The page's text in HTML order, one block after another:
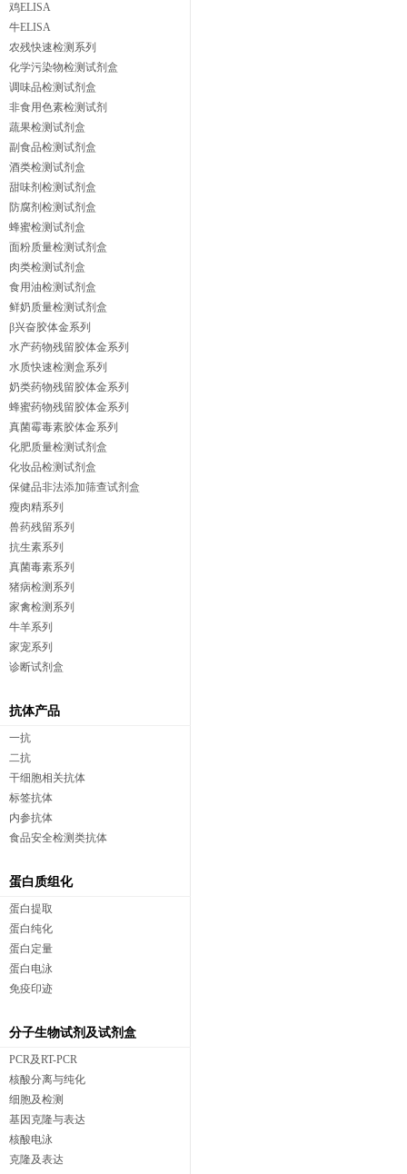
鸡ELISA
牛ELISA
农残快速检测系列
化学污染物检测试剂盒
调味品检测试剂盒
非食用色素检测试剂
蔬果检测试剂盒
副食品检测试剂盒
酒类检测试剂盒
甜味剂检测试剂盒
防腐剂检测试剂盒
蜂蜜检测试剂盒
面粉质量检测试剂盒
肉类检测试剂盒
食用油检测试剂盒
鲜奶质量检测试剂盒
β兴奋胶体金系列
水产药物残留胶体金系列
水质快速检测盒系列
奶类药物残留胶体金系列
蜂蜜药物残留胶体金系列
真菌霉毒素胶体金系列
化肥质量检测试剂盒
化妆品检测试剂盒
保健品非法添加筛查试剂盒
瘦肉精系列
兽药残留系列
抗生素系列
真菌毒素系列
猪病检测系列
家禽检测系列
牛羊系列
家宠系列
诊断试剂盒
抗体产品
一抗
二抗
干细胞相关抗体
标签抗体
内参抗体
食品安全检测类抗体
蛋白质组化
蛋白提取
蛋白纯化
蛋白定量
蛋白电泳
免疫印迹
分子生物试剂及试剂盒
PCR及RT-PCR
核酸分离与纯化
细胞及检测
基因克隆与表达
核酸电泳
克隆及表达